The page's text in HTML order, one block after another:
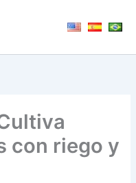
con riego y